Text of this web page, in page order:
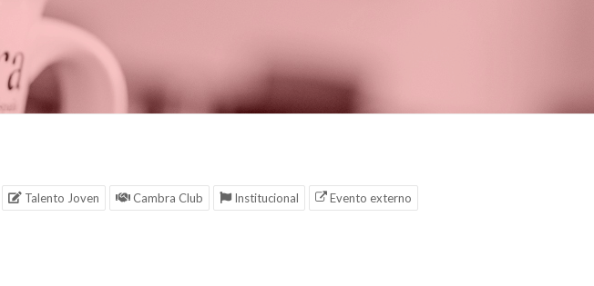
Talento Joven Cambra Club Institucional
Evento externo